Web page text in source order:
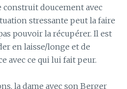
construit doucement avec
stressante peut la faire
pouvoir la récupérer. Il est
en laisse/longe et de
avec ce qui lui fait peur.
la dame avec son Berger